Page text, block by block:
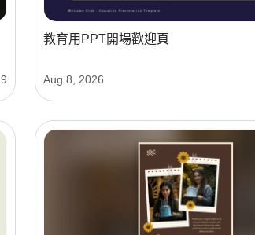
教育用PPT開場歡迎頁
Aug 8, 2026